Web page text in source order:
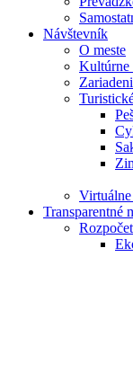
Návštevník
O meste
Kultúrne
Transparentné